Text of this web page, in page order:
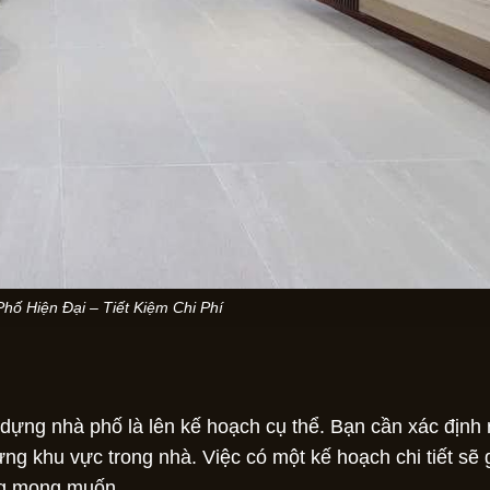
Hiện Đại – Tiết Kiệm Chi Phí
nhà phố là lên kế hoạch cụ thể. Bạn cần xác định
khu vực trong nhà. Việc có một kế hoạch chi tiết sẽ